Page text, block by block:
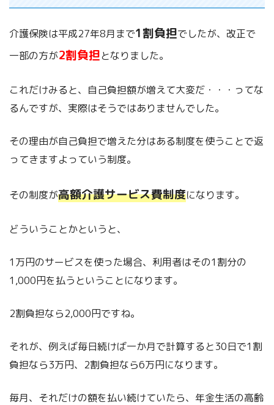
介護保険は平成27年8月まで1割負担でしたが、改正で
一部の方が2割負担となりました。
これだけみると、 自己負担額が増えて大変だ ・・・ってな
るんですが、実際はそうではありませんでした。
その理由が自己負担で増えた分はある制度を使うことで返
ってきますよっていう制度。
その制度が高額介護サービス費制度になります。
どういうことかというと、
1万円のサービスを使った場合、利用者はその1割分の
1,000円を払うということになります。
2割負担なら2,000円ですね。
それが、例えば毎日続けば一か月で計算すると30日で1割
負担なら3万円、2割負担なら6万円になります。
毎月、それだけの額を払い続けていたら、年金生活の高齢